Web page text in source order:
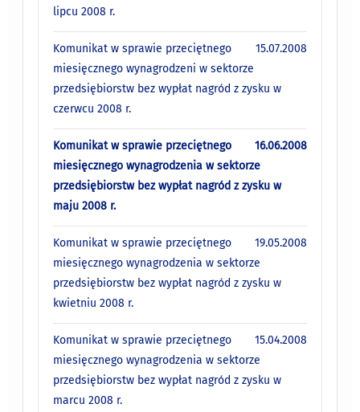
lipcu 2008 r.
15.07.2008
Komunikat w sprawie przeciętnego
miesięcznego wynagrodzeni w sektorze
przedsiębiorstw bez wypłat nagród z zysku w
czerwcu 2008 r.
16.06.2008
Komunikat w sprawie przeciętnego
miesięcznego wynagrodzenia w sektorze
przedsiębiorstw bez wypłat nagród z zysku w
maju 2008 r.
19.05.2008
Komunikat w sprawie przeciętnego
miesięcznego wynagrodzenia w sektorze
przedsiębiorstw bez wypłat nagród z zysku w
kwietniu 2008 r.
15.04.2008
Komunikat w sprawie przeciętnego
miesięcznego wynagrodzenia w sektorze
przedsiębiorstw bez wypłat nagród z zysku w
marcu 2008 r.